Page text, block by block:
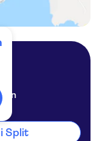
Split